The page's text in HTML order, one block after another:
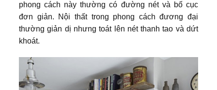
phong cách này thường có đường nét và bố cục
đơn giản. Nội thất trong phong cách đương đại
thường giản dị nhưng toát lên nét thanh tao và dứt
khoát.